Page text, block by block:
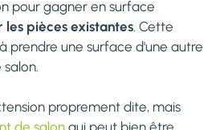
pour gagner en surface
les pièces existantes. Cette
prendre une surface d'une autre
proprement dite, mais
de salonqui peut bien être